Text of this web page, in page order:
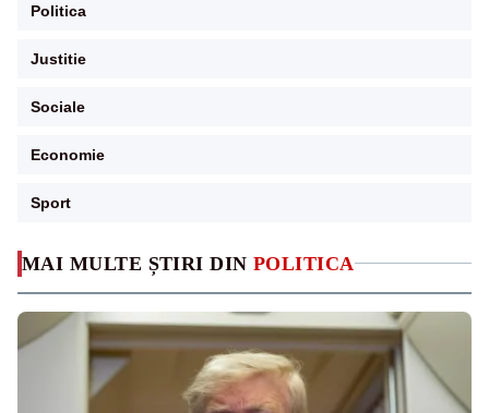
MAI MULTE ȘTIRI DIN POLITICA
Politica
Justitie
Sociale
Economie
Sport